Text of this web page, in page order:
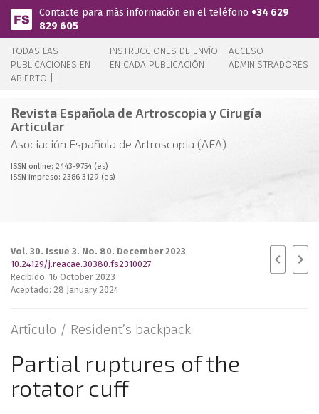
Pasar al contenido principal
Contacte para más información en el teléfono +34 629
829 605
TODAS LAS
PUBLICACIONES EN
ABIERTO |
INSTRUCCIONES DE ENVÍO
EN CADA PUBLICACIÓN |
ACCESO
ADMINISTRADORES
Revista Española de Artroscopia y Cirugía
Articular
Asociación Española de Artroscopia (AEA)
ISSN online: 2443-9754 (es)
ISSN impreso: 2386-3129 (es)
Vol. 30. Issue 3. No. 80. December 2023
10.24129/j.reacae.30380.fs2310027
Recibido: 16 October 2023
Aceptado: 28 January 2024
Artículo / Resident’s backpack
Partial ruptures of the
rotator cuff